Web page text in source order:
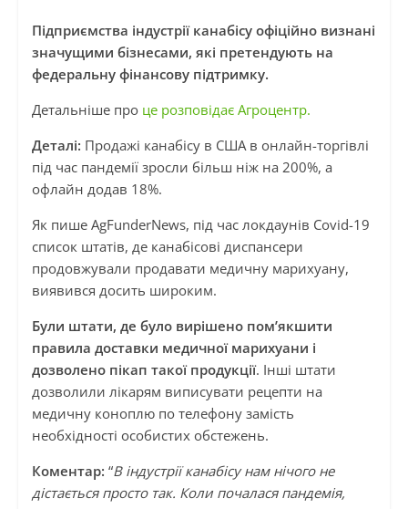
Підприємства індустрії канабісу офіційно визнані
значущими бізнесами, які претендують на
федеральну фінансову підтримку.
Детальніше проце розповідає Агроцентр.
Деталі: Продажі канабісу в США в онлайн-торгівлі
під час пандемії зросли більш ніж на 200%, а
офлайн додав 18%.
Як пише AgFunderNews, під час локдаунів Covid-19
список штатів, де канабісові диспансери
продовжували продавати медичну марихуану,
виявився досить широким.
Були штати, де було вирішено пом’якшити
правила доставки медичної марихуани і
дозволено пікап такої продукції. Інші штати
дозволили лікарям виписувати рецепти на
медичну коноплю по телефону замість
необхідності особистих обстежень.
Коментар: “В індустрії канабісу нам нічого не
дістається просто так. Коли почалася пандемія,